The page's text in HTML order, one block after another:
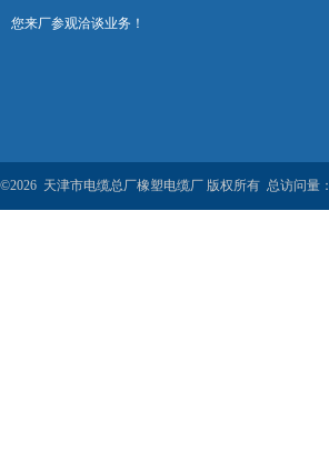
您来厂参观洽谈业务！
©2026 天津市电缆总厂橡塑电缆厂 版权所有 总访问量：